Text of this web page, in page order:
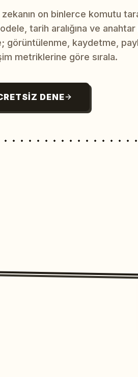
on binlerce komutu
tarih aralığına ve
görüntülenme, kaydetme,
metriklerine göre sırala.
DENE